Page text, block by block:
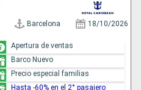
Barcelona 18/10/2026
Apertura de ventas
Barco Nuevo
Precio especial familias
Hasta -60% en el 2° pasajero